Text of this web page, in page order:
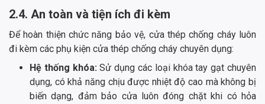
2.4. An toàn và tiện ích đi kèm
Để hoàn thiện chức năng bảo vệ, cửa thép chống cháy luôn
đi kèm các phụ kiện cửa thép chống cháy chuyên dụng:
Hệ thống khóa:Sử dụng các loại khóa tay gạt chuyên
dụng, có khả năng chịu được nhiệt độ cao mà không bị
biến dạng, đảm bảo cửa luôn đóng chặt khi có hỏa